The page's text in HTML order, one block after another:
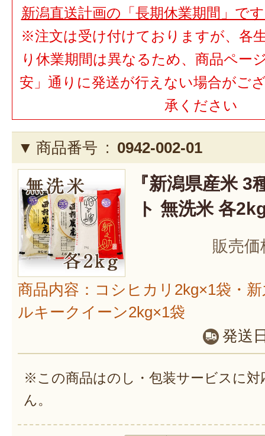
新潟直送計画の「長期休業期間」で
※注文は受け付けておりますが、各
り休業期間は異なるため、商品ペー
安」通りに発送が行えない場合がご
承ください
商品番号 : 0942-002-01
『新潟県産米 3
ト 無洗米 各
販売価
商品内容：コシヒカリ2kg×1袋・
ルキークイーン2kg×1袋
発送
※この商品はのし・包装サービスに対
ん。